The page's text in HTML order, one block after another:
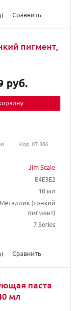
Сравнить
пигмент,
Jim Scale
E4E3E2
10 мл
(тонкий
пигмент)
7 Series
Сравнить
руб.
Код: 07.386
паста
мл